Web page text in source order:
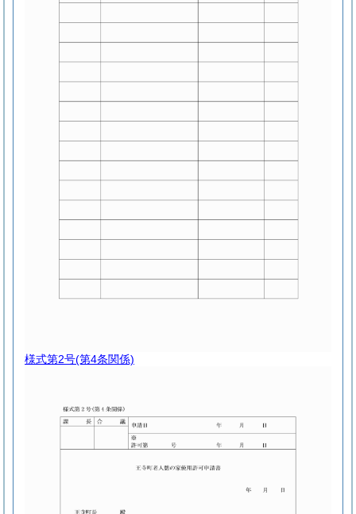
様式第2号(第4条関係)